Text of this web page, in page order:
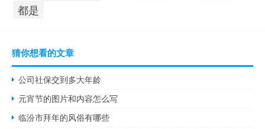
都是
猜你想看的文章
公司社保交到多大年龄
元宵节的图片和内容怎么写
临汾市拜年的风俗有哪些